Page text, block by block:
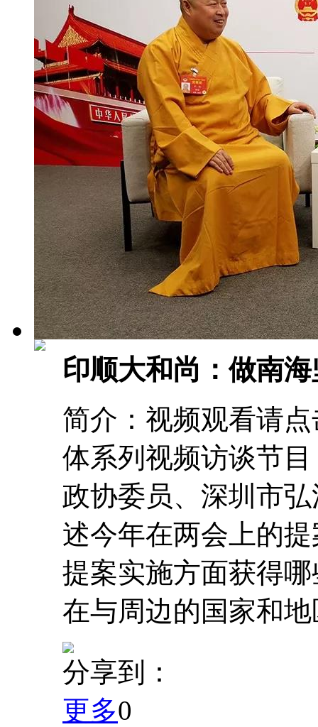
印顺大和尚：做南
简介：视频观看请
体系列视频访谈节
政协委员、深圳市
述今年在两会上的
提案实施方面获得
在与周边的国家和地
分享到：
更多0